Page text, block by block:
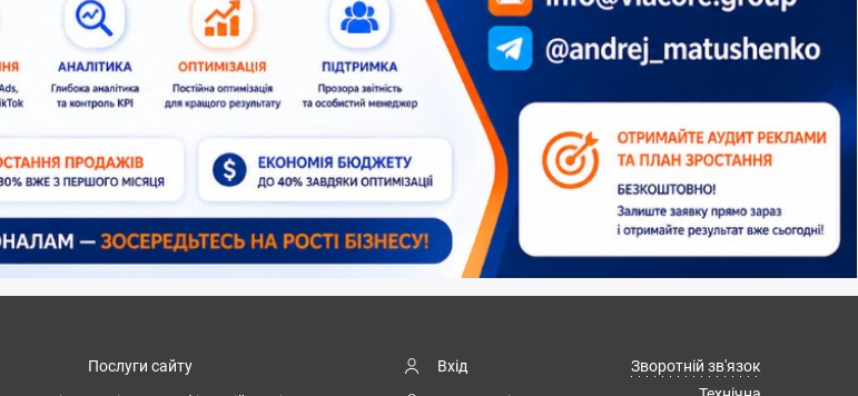
Послуги сайту
Вхід
Зворотній зв'язок